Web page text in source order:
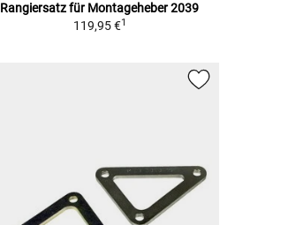
Rangiersatz für Montageheber 2039
119,95 €1